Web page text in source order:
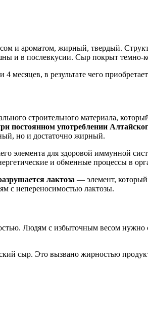
ароматом, жирный, твердый.
и в послевкусии. Сыр покрыт темно-
месяцев, в результате чего
строительного материала,
постоянном употреблении
но и достаточно жирный.
элемента для здоровой иммунной
и обменные процессы в
лактоза — элемент, который
с непереносимостью лактозы.
Людям с избыточным весом
сыр. Это вызвано жирностью